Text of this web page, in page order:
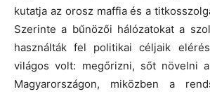
kutatja az orosz maffia és a
Szerinte a bűnözői hálózatokat a
használták fel politikai céljaik
világos volt: megőrizni, sőt növelni
Magyarországon, miközben a